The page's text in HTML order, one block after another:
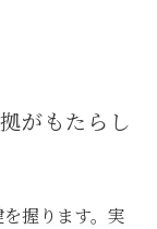
がもたらし
握ります。実